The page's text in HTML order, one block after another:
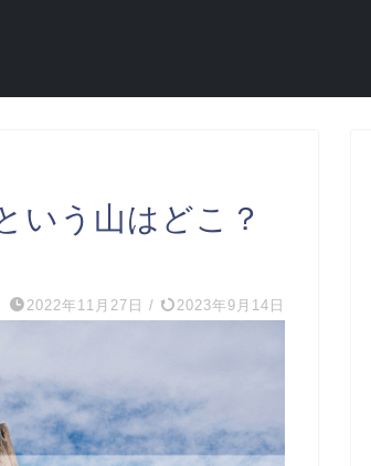
いう山はどこ？
2022年11月27日 / 2023年9月14日